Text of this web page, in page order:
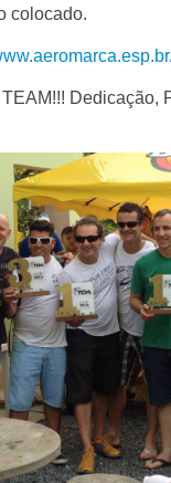
colocado.
Dedicação,